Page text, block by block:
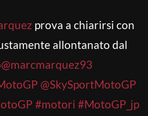
prova a chiarirsi con
allontanato dal
@marcmarquez93
@SkySportMotoGP
#motori #MotoGP_jp